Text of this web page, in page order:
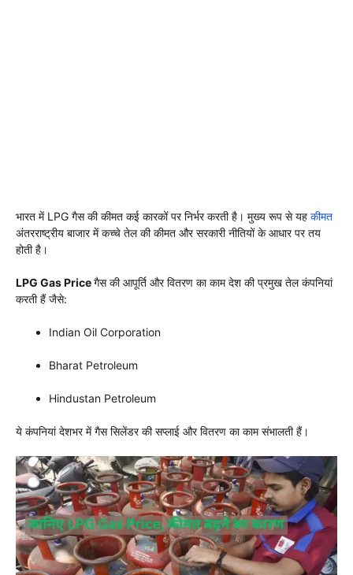
भारत में LPG गैस की कीमत कई कारकों पर निर्भर करती है। मुख्य रूप से यह कीमत
अंतरराष्ट्रीय बाजार में कच्चे तेल की कीमत और सरकारी नीतियों के आधार पर तय
होती है।
LPG Gas Priceगैस की आपूर्ति और वितरण का काम देश की प्रमुख तेल कंपनियां
करती हैं जैसे:
Indian Oil Corporation
Bharat Petroleum
Hindustan Petroleum
ये कंपनियां देशभर में गैस सिलेंडर की सप्लाई और वितरण का काम संभालती हैं।